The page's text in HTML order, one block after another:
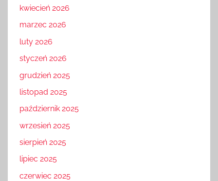
kwiecień 2026
marzec 2026
luty 2026
styczeń 2026
grudzień 2025
listopad 2025
październik 2025
wrzesień 2025
sierpień 2025
lipiec 2025
czerwiec 2025